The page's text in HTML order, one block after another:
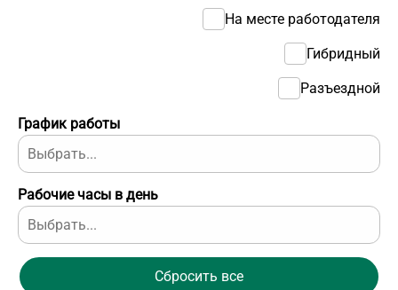
График работы
Рабочие часы в день
На месте работодателя
Гибридный
Разъездной
Сбросить все